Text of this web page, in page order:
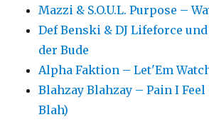
Mazzi & S.O.U.L. Purpose –
Def Benski & DJ Lifeforce
der Bude
Alpha Faktion – Let'Em
Blahzay Blahzay – Pain I Feel
Blah)